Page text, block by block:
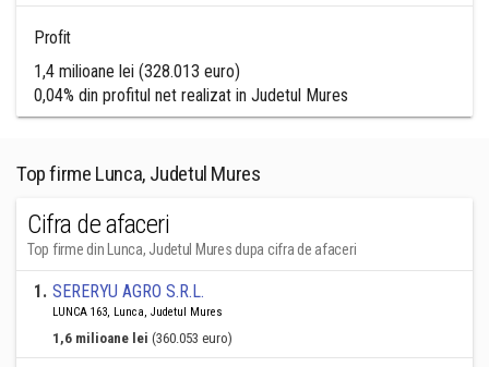
Profit
1,4 milioane lei (328.013 euro)
0,04% din profitul net realizat in Judetul Mures
Top firme Lunca, Judetul Mures
Cifra de afaceri
Top firme din Lunca, Judetul Mures dupa cifra de afaceri
1. SERERYU AGRO S.R.L.
LUNCA 163, Lunca, Judetul Mures
1,6 milioane lei (360.053 euro)